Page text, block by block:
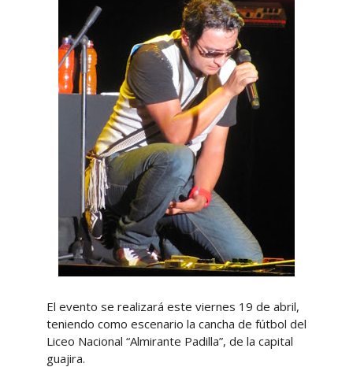
El evento se realizará este viernes 19 de abril,
teniendo como escenario la cancha de fútbol del
Liceo Nacional “Almirante Padilla”, de la capital
guajira.